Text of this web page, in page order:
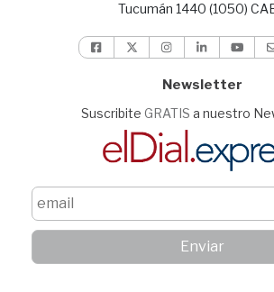
Tucumán 1440 (1050)
Newsletter
Suscribite GRATIS a nuestro